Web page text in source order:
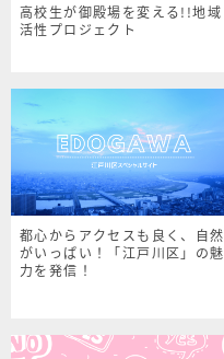
高校生が御殿場を変える!!地域
活性プロジェクト
都心からアクセスも良く、自然
がいっぱい！「江戸川区」の魅
力を発信！